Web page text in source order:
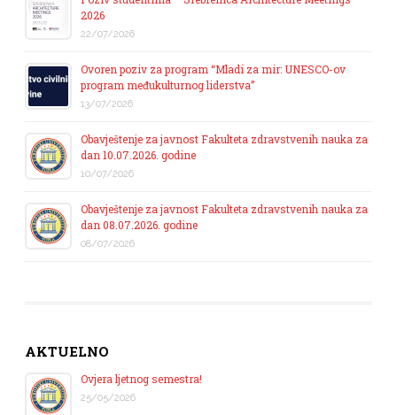
2026
22/07/2026
Ovoren poziv za program “Mladi za mir: UNESCO-ov
program međukulturnog liderstva”
13/07/2026
Obavještenje za javnost Fakulteta zdravstvenih nauka za
dan 10.07.2026. godine
10/07/2026
Obavještenje za javnost Fakulteta zdravstvenih nauka za
dan 08.07.2026. godine
08/07/2026
AKTUELNO
Ovjera ljetnog semestra!
25/05/2026